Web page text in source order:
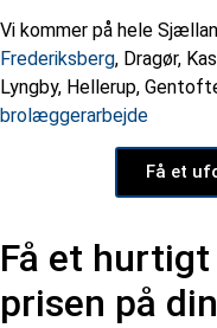
Vi kommer på hele
Frederiksberg, Dragør,
Lyngby, Hellerup,
brolæggerarbejde
Få et
Få et
prisen på